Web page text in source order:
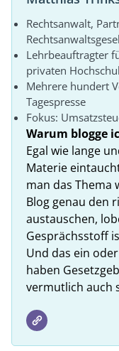
Rechtsanwalt,
Lehrbeauftragter
privaten
Mehrere hundert
Tagespresse
Fokus:
Warum blogge
Egal wie lange
Materie
man das Thema
Blog genau den
austauschen,
Gesprächsstoff
Und das ein
haben
vermutlich auch